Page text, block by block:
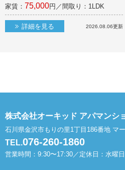
家賃： 75,000円／間取り： 1LDK
詳細を見る 2026.08.06更新
株式会社オーキッド アパマンシ
石川県金沢市もりの里1丁目186番地 マ
TEL.076-260-1860
営業時間：9:30〜17:30／定休日：水曜